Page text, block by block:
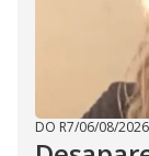
DO R7/06/08/2026